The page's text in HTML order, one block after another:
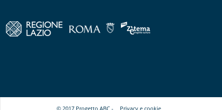
© 2017 Progetto ABC - Privacy e cookie